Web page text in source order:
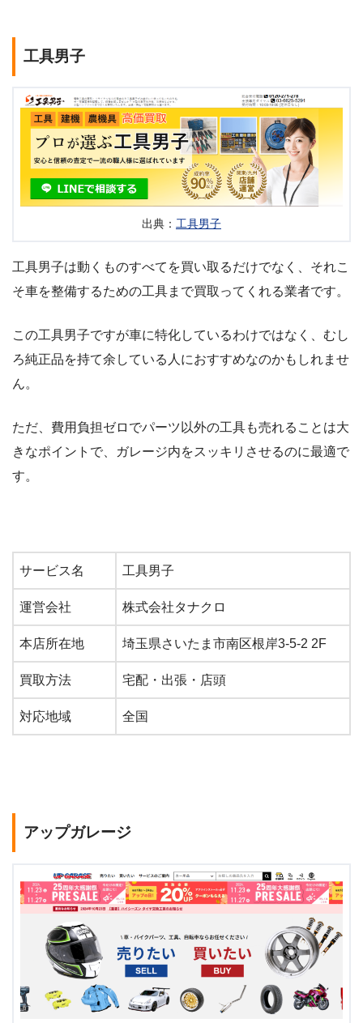
工具男子
出典： 工具男子
工具男子は動くものすべてを買い取るだけでなく、それこ
そ車を整備するための工具まで買取ってくれる業者です。
この工具男子ですが車に特化しているわけではなく、むし
ろ純正品を持て余している人におすすめなのかもしれませ
ん。
ただ、費用負担ゼロでパーツ以外の工具も売れることは大
きなポイントで、ガレージ内をスッキリさせるのに最適で
す。
サービス名 工具男子
運営会社 株式会社タナクロ
本店所在地 埼玉県さいたま市南区根岸3-5-2 2F
買取方法 宅配・出張・店頭
対応地域 全国
アップガレージ